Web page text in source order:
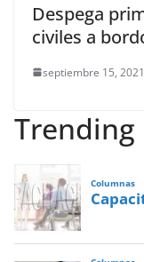
Despega
civiles a
septiembre 15, 2021
Trending